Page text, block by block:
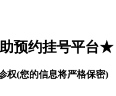
预约挂号平台★
权(您的信息将严格保密)